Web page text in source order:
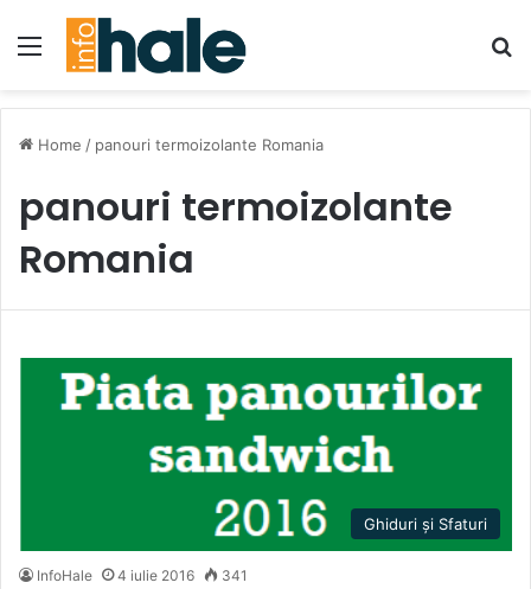
Menu
Home / panouri termoizolante Romania
panouri termoizolante
Romania
Ghiduri și Sfaturi
InfoHale 4 iulie 2016 341